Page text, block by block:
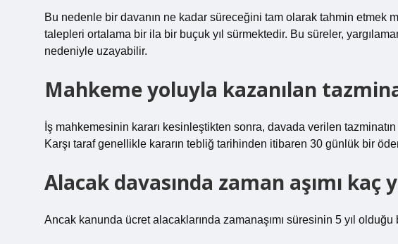
Bu nedenle bir davanın ne kadar süreceğini tam olarak tahmin etmek
talepleri ortalama bir ila bir buçuk yıl sürmektedir. Bu süreler,
nedeniyle uzayabilir.
Mahkeme yoluyla kazanılan
İş mahkemesinin kararı kesinleştikten sonra, davada verilen
Karşı taraf genellikle kararın tebliğ tarihinden itibaren 30 günlük bir
Alacak davasında zaman aşımı kaç
Ancak kanunda ücret alacaklarında zamanaşımı süresinin 5 yıl olduğu